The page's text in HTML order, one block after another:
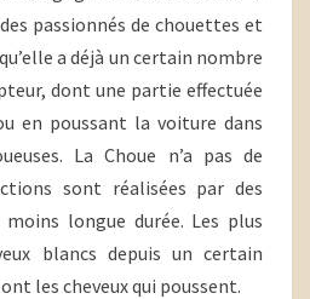
passionnés de chouettes et
a déjà un certain nombre
dont une partie effectuée
en poussant la voiture dans
La Choue n’a pas de
sont réalisées par des
longue durée. Les plus
blancs depuis un certain
les cheveux qui poussent.